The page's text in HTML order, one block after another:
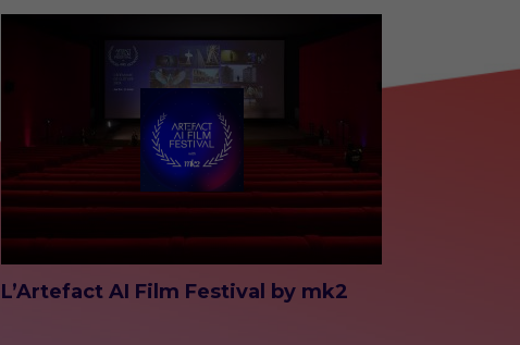
L’Artefact AI Film Festival by mk2